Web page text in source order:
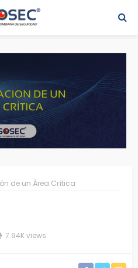
de un Área Crítica
7.94K views